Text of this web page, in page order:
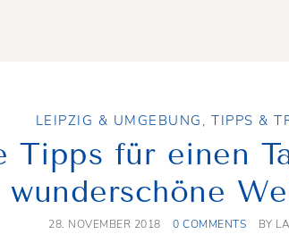
LEIPZIG & UMGEBUNG ,TIPPS &
Tipps für einen
wunderschöne
28. NOVEMBER 2018 0 COMMENTS BY